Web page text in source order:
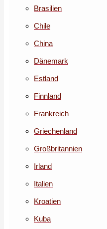
Brasilien
Chile
China
Dänemark
Estland
Finnland
Frankreich
Griechenland
Großbritannien
Irland
Italien
Kroatien
Kuba